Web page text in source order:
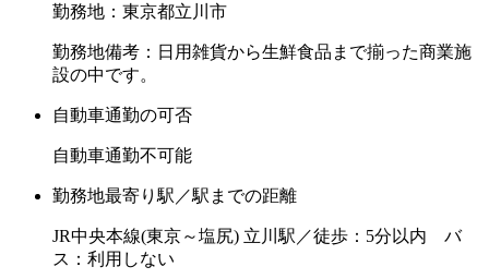
勤務地：東京都立川市
勤務地備考：日用雑貨から生鮮食品まで揃った商業施
設の中です。
自動車通勤の可否
自動車通勤不可能
勤務地最寄り駅／駅までの距離
JR中央本線(東京～塩尻) 立川駅／徒歩：5分以内 バ
ス：利用しない